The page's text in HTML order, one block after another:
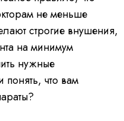
не меньше
строгие внушения,
на минимум
нужные
что вам